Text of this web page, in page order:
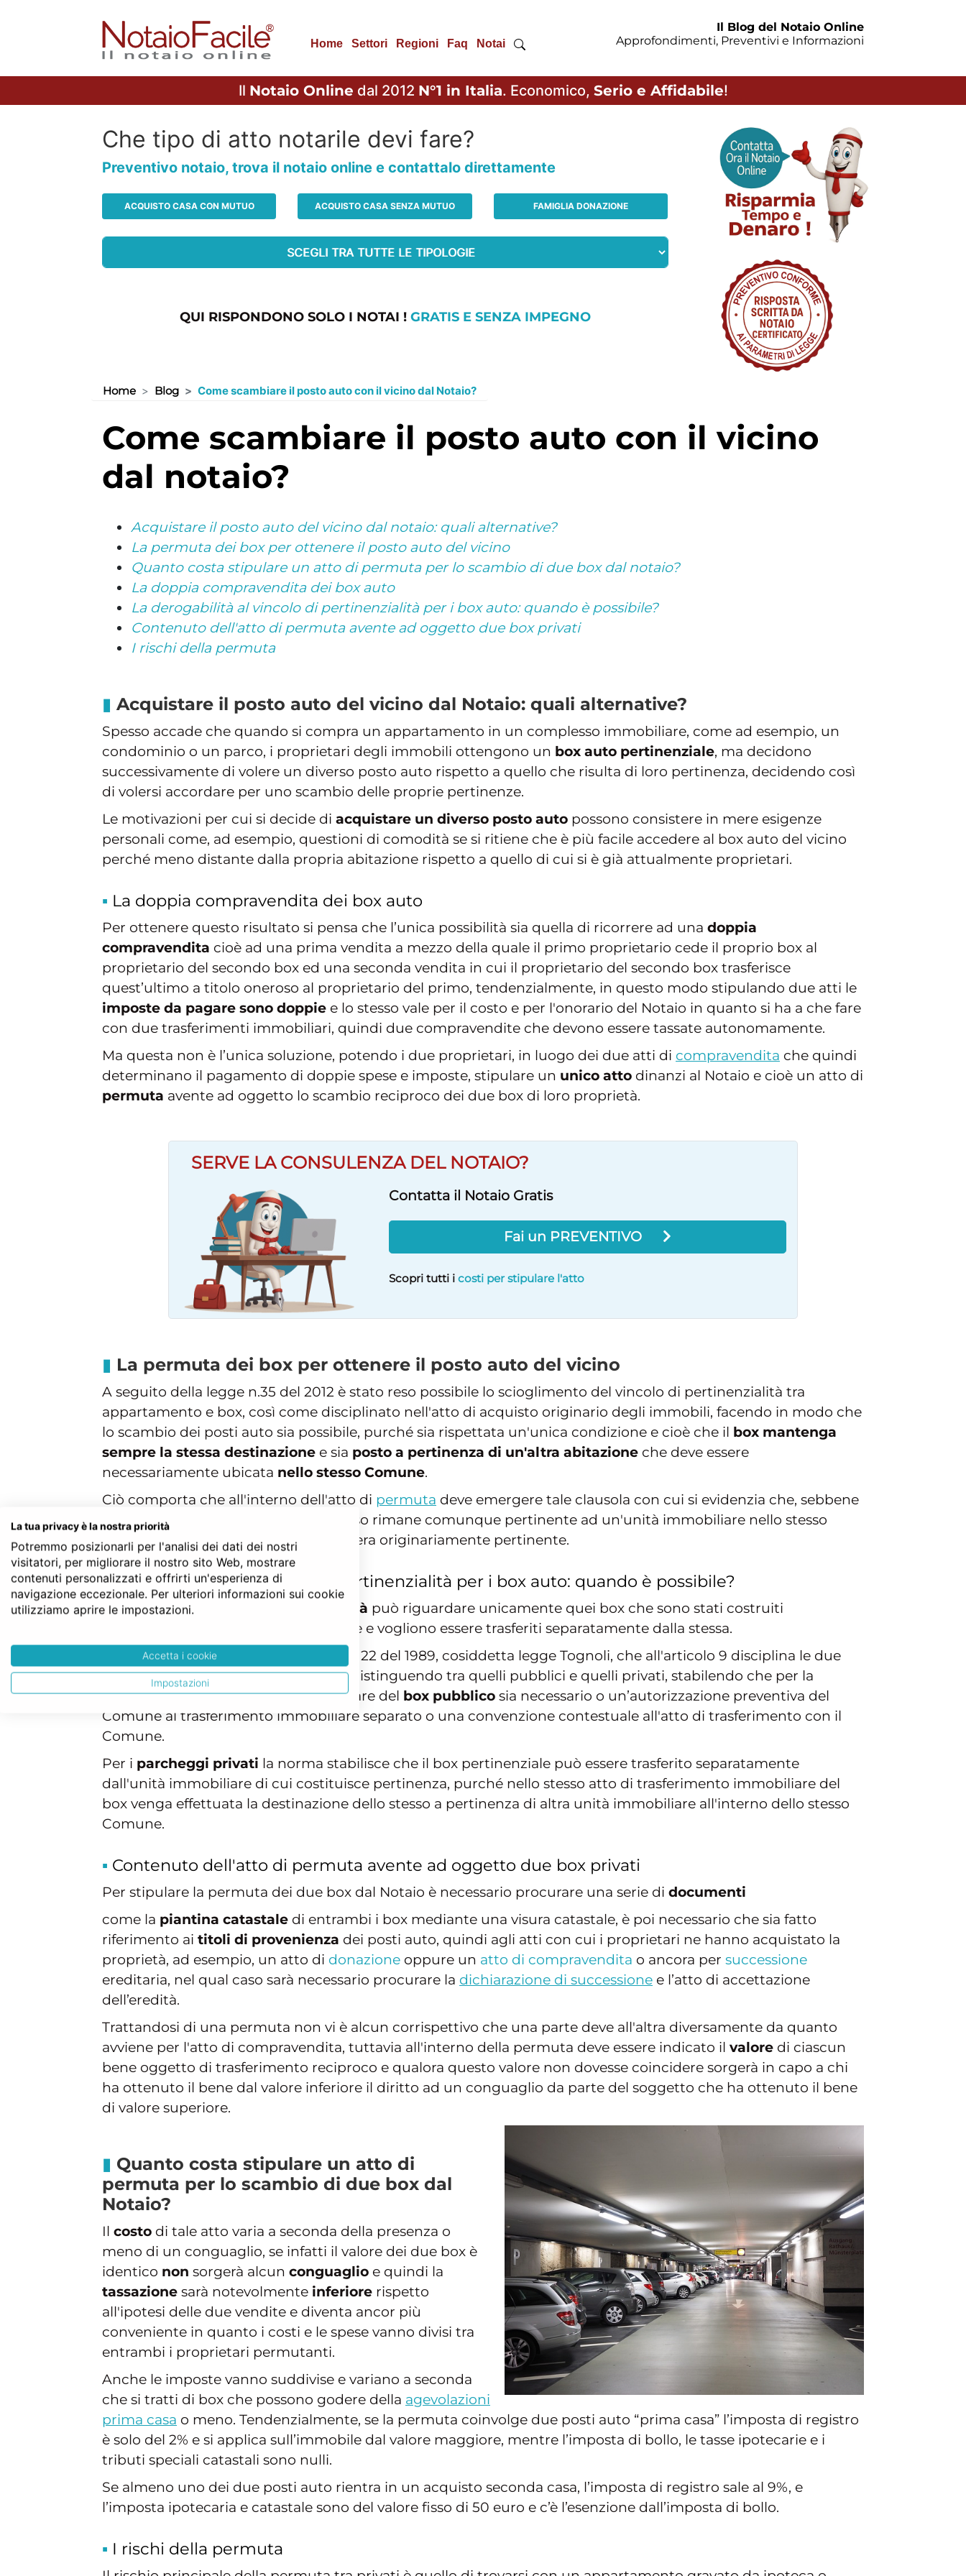
Home Settori Regioni Faq Notai
Il Blog del Notaio Online
Approfondimenti, Preventivi e Informazioni
Il Notaio Online dal 2012 N°1 in Italia. Economico, Serio e Affidabile!
Che tipo di atto notarile devi fare?
Preventivo notaio, trova il notaio online e contattalo direttamente
ACQUISTO CASA CON MUTUO ACQUISTO CASA SENZA MUTUO FAMIGLIA DONAZIONE
QUI RISPONDONO SOLO I NOTAI ! GRATIS E SENZA IMPEGNO
Home Blog Come scambiare il posto auto con il vicino dal Notaio?
come scambiare il posto auto con il vicino
dal notaio?
Acquistare il posto auto del vicino dal notaio: quali alternative?
La permuta dei box per ottenere il posto auto del vicino
Quanto costa stipulare un atto di permuta per lo scambio di due box dal notaio?
La doppia compravendita dei box auto
La derogabilità al vincolo di pertinenzialità per i box auto: quando è possibile?
Contenuto dell'atto di permuta avente ad oggetto due box privati
I rischi della permuta
Acquistare il posto auto del vicino dal Notaio: quali alternative?
Spesso accade che quando si compra un appartamento in un complesso immobiliare, come ad esempio, un
condominio o un parco, i proprietari degli immobili ottengono un box auto pertinenziale, ma decidono
successivamente di volere un diverso posto auto rispetto a quello che risulta di loro pertinenza, decidendo così
di volersi accordare per uno scambio delle proprie pertinenze.
Le motivazioni per cui si decide di acquistare un diverso posto auto possono consistere in mere esigenze
personali come, ad esempio, questioni di comodità se si ritiene che è più facile accedere al box auto del vicino
perché meno distante dalla propria abitazione rispetto a quello di cui si è già attualmente proprietari.
La doppia compravendita dei box auto
Per ottenere questo risultato si pensa che l’unica possibilità sia quella di ricorrere ad una doppia
compravendita cioè ad una prima vendita a mezzo della quale il primo proprietario cede il proprio box al
proprietario del secondo box ed una seconda vendita in cui il proprietario del secondo box trasferisce
quest’ultimo a titolo oneroso al proprietario del primo, tendenzialmente, in questo modo stipulando due atti le
imposte da pagare sono doppie e lo stesso vale per il costo e per l'onorario del Notaio in quanto si ha a che fare
con due trasferimenti immobiliari, quindi due compravendite che devono essere tassate autonomamente.
Ma questa non è l’unica soluzione, potendo i due proprietari, in luogo dei due atti di compravendita che quindi
determinano il pagamento di doppie spese e imposte, stipulare un unico atto dinanzi al Notaio e cioè un atto di
permuta avente ad oggetto lo scambio reciproco dei due box di loro proprietà.
SERVE LA CONSULENZA DEL NOTAIO?
Contatta il Notaio Gratis
Fai un PREVENTIVO
Scopri tutti icosti per stipulare l'atto
La permuta dei box per ottenere il posto auto del vicino
A seguito della legge n.35 del 2012 è stato reso possibile lo scioglimento del vincolo di pertinenzialità tra
appartamento e box, così come disciplinato nell'atto di acquisto originario degli immobili, facendo in modo che
lo scambio dei posti auto sia possibile, purché sia rispettata un'unica condizione e cioè che il box mantenga
sempre la stessa destinazione e sia posto a pertinenza di un'altra abitazione che deve essere
necessariamente ubicata nello stesso Comune.
Ciò comporta che all'interno dell'atto di permuta deve emergere tale clausola con cui si evidenzia che, sebbene
vi sia stato il trasferimento del box, esso rimane comunque pertinente ad un'unità immobiliare nello stesso
Comune in cui si trovava quella a cui era originariamente pertinente.
La derogabilità al vincolo di pertinenzialità per i box auto: quando è possibile?
La deroga al vincolo di pertinenzialità può riguardare unicamente quei box che sono stati costruiti
successivamente all'unità immobiliare e vogliono essere trasferiti separatamente dalla stessa.
Di norma, si applica la legge numero 122 del 1989, cosiddetta legge Tognoli, che all'articolo 9 disciplina le due
tipologie di parcheggipertinenziali distinguendo tra quelli pubblici e quelli privati, stabilendo che per la
cessione separata dall'unità immobiliare del box pubblico sia necessario o un’autorizzazione preventiva del
Comune al trasferimento immobiliare separato o una convenzione contestuale all'atto di trasferimento con il
Comune.
Per i parcheggi privati la norma stabilisce che il box pertinenziale può essere trasferito separatamente
dall'unità immobiliare di cui costituisce pertinenza, purché nello stesso atto di trasferimento immobiliare del
box venga effettuata la destinazione dello stesso a pertinenza di altra unità immobiliare all'interno dello stesso
Comune.
Contenuto dell'atto di permuta avente ad oggetto due box privati
Per stipulare la permuta dei due box dal Notaio è necessario procurare una serie di documenti
come la piantina catastale di entrambi i box mediante una visura catastale, è poi necessario che sia fatto
riferimento ai titoli di provenienza dei posti auto, quindi agli atti con cui i proprietari ne hanno acquistato la
proprietà, ad esempio, un atto di donazione oppure un atto di compravendita o ancora per successione
ereditaria, nel qual caso sarà necessario procurare la dichiarazione di successione e l’atto di accettazione
dell’eredità.
Trattandosi di una permuta non vi è alcun corrispettivo che una parte deve all'altra diversamente da quanto
avviene per l'atto di compravendita, tuttavia all'interno della permuta deve essere indicato il valore di ciascun
bene oggetto di trasferimento reciproco e qualora questo valore non dovesse coincidere sorgerà in capo a chi
ha ottenuto il bene dal valore inferiore il diritto ad un conguaglio da parte del soggetto che ha ottenuto il bene
di valore superiore.
Quanto costa stipulare un atto di
permuta per lo scambio di due box dal
Notaio?
Il costo di tale atto varia a seconda della presenza o
meno di un conguaglio, se infatti il valore dei due box è
identico non sorgerà alcun conguaglio e quindi la
tassazione sarà notevolmente inferiore rispetto
all'ipotesi delle due vendite e diventa ancor più
conveniente in quanto i costi e le spese vanno divisi tra
entrambi i proprietari permutanti.
Anche le imposte vanno suddivise e variano a seconda
che si tratti di box che possono godere della agevolazioni
prima casa o meno. Tendenzialmente, se la permuta coinvolge due posti auto “prima casa” l’imposta di registro
è solo del 2% e si applica sull’immobile dal valore maggiore, mentre l’imposta di bollo, le tasse ipotecarie e i
tributi speciali catastali sono nulli.
Se almeno uno dei due posti auto rientra in un acquisto seconda casa, l’imposta di registro sale al 9%, e
l’imposta ipotecaria e catastale sono del valore fisso di 50 euro e c’è l’esenzione dall’imposta di bollo.
I rischi della permuta
La tua privacy è la nostra priorità
Potremmo posizionarli per l'analisi dei dati dei nostri
visitatori, per migliorare il nostro sito Web, mostrare
contenuti personalizzati e offrirti un'esperienza di
navigazione eccezionale. Per ulteriori informazioni sui cookie
utilizziamo aprire le impostazioni.
Accetta i cookie
Impostazioni